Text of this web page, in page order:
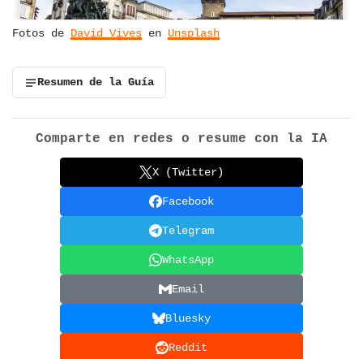
Fotos de David Vives en Unsplash
Resumen de la Guía
Comparte en redes o resume con la IA
X (Twitter)
Facebook
Telegram
WhatsApp
Email
Bluesky
Reddit